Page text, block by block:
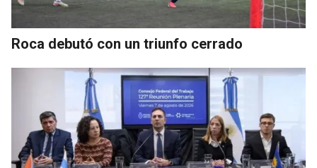
Roca debutó con un triunfo cerrado